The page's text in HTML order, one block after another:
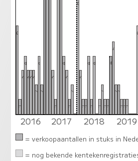
6
1
3
4
3
3
3
2
4
2
3
1
4
3
1
2
0
8
3
1
1
4
1
4
0
1
2
1
1
4
5
2
2
1
1
1
00
0
2016 2017 2018 2019
= verkoopaantallen in stuks in
= nog bekende